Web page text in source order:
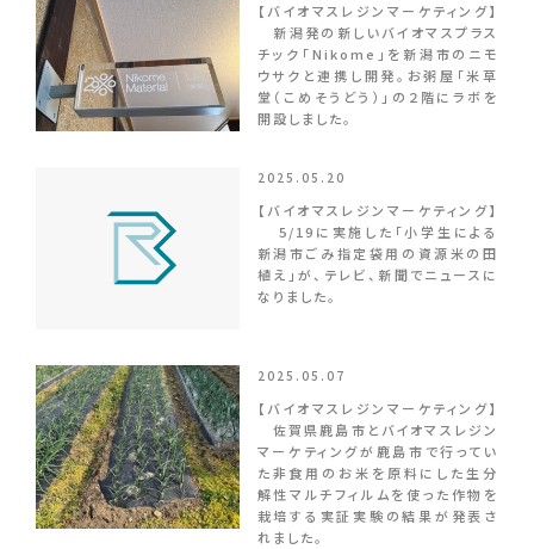
【バイオマスレジンマーケティング】
新潟発の新しいバイオマスプラス
チック「Nikome」を新潟市のニモ
ウサクと連携し開発。お粥屋「米草
堂（こめそうどう）」の２階にラボを
開設しました。
2025.05.20
【バイオマスレジンマーケティング】
5/19に実施した「小学生による
新潟市ごみ指定袋用の資源米の田
植え」が、テレビ、新聞でニュースに
なりました。
2025.05.07
【バイオマスレジンマーケティング】
佐賀県鹿島市とバイオマスレジン
マーケティングが鹿島市で行ってい
た非食用のお米を原料にした生分
解性マルチフィルムを使った作物を
栽培する実証実験の結果が発表さ
れました。